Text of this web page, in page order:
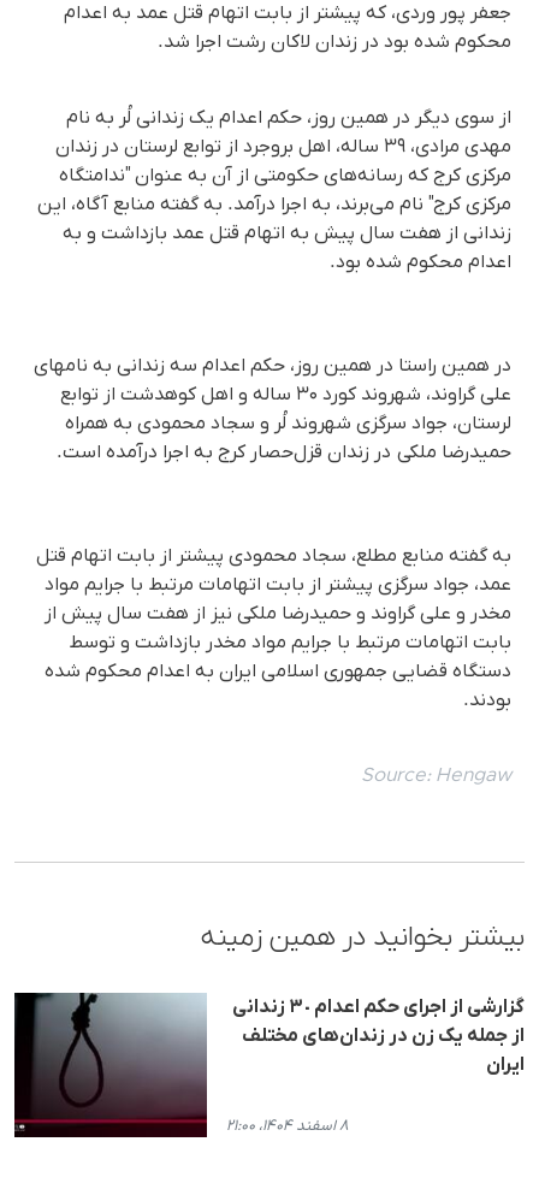
جعفر پور وردی، کە پیشتر از بابت اتهام قتل عمد بە اعدام
محکوم شدە بود در زندان لاکان رشت اجرا شد.
از سوی دیگر در همین روز، حکم اعدام یک زندانی لُر بە نام
مهدی مرادی، ٣٩ سالە، اهل بروجرد از توابع لرستان در زندان
مرکزی کرج که رسانه‌های حکومتی از آن به عنوان "ندامتگاه
مرکزی کرج" نام می‌برند، به اجرا درآمد. بە گفتە منابع آگاە، این
زندانی از هفت سال پیش بە اتهام قتل عمد بازداشت و بە
اعدام محکوم شدە بود.
در همین راستا در همین روز، حکم اعدام سە زندانی بە نامهای
علی گراوند، شهروند کورد ۳۰ ساله و اهل کوهدشت از توابع
لرستان، جواد سرگزی شهروند لُر و سجاد محمودی به همراه
حمیدرضا ملکی در زندان قزل‌حصار کرج به اجرا درآمدە است.
بە گفتە منابع مطلع، سجاد محمودی پیشتر از بابت اتهام قتل
عمد، جواد سرگزی پیشتر از بابت اتهامات مرتبط با جرایم مواد
مخدر و علی گراوند و حمیدرضا ملکی نیز از هفت سال پیش از
بابت اتهامات مرتبط با جرایم مواد مخدر بازداشت و توسط
دستگاە قضایی جمهوری اسلامی ایران بە اعدام محکوم شدە
بودند.
Source: Hengaw
بیشتر بخوانید در همین زمینه
گزارشی از اجرای حکم اعدام ٣٠ زندانی
از جملە یک زن در زندان‌های مختلف
ایران
۸ اسفند ۱۴۰۴، ۲۱:۰۰